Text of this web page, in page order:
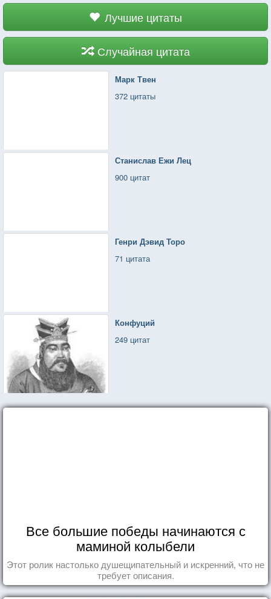
Лучшие цитаты
Случайная цитата
Марк Твен
372 цитаты
Станислав Ежи Лец
900 цитат
Генри Дэвид Торо
71 цитата
Конфуций
249 цитат
Все большие победы начинаются с
маминой колыбели
Этот ролик настолько душещипательный и искренний, что не
требует описания.